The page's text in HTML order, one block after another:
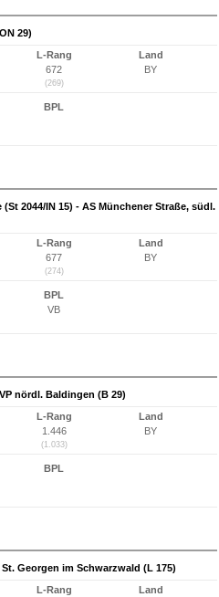
29)
L-Rang
672
(269)
Land
BY
BPL
2044/IN 15) - AS Münchener Straße, südl.
L-Rang
677
(274)
Land
BY
BPL
VB
nördl. Baldingen (B 29)
L-Rang
1.446
(1.033)
Land
BY
BPL
Georgen im Schwarzwald (L 175)
L-Rang
Land